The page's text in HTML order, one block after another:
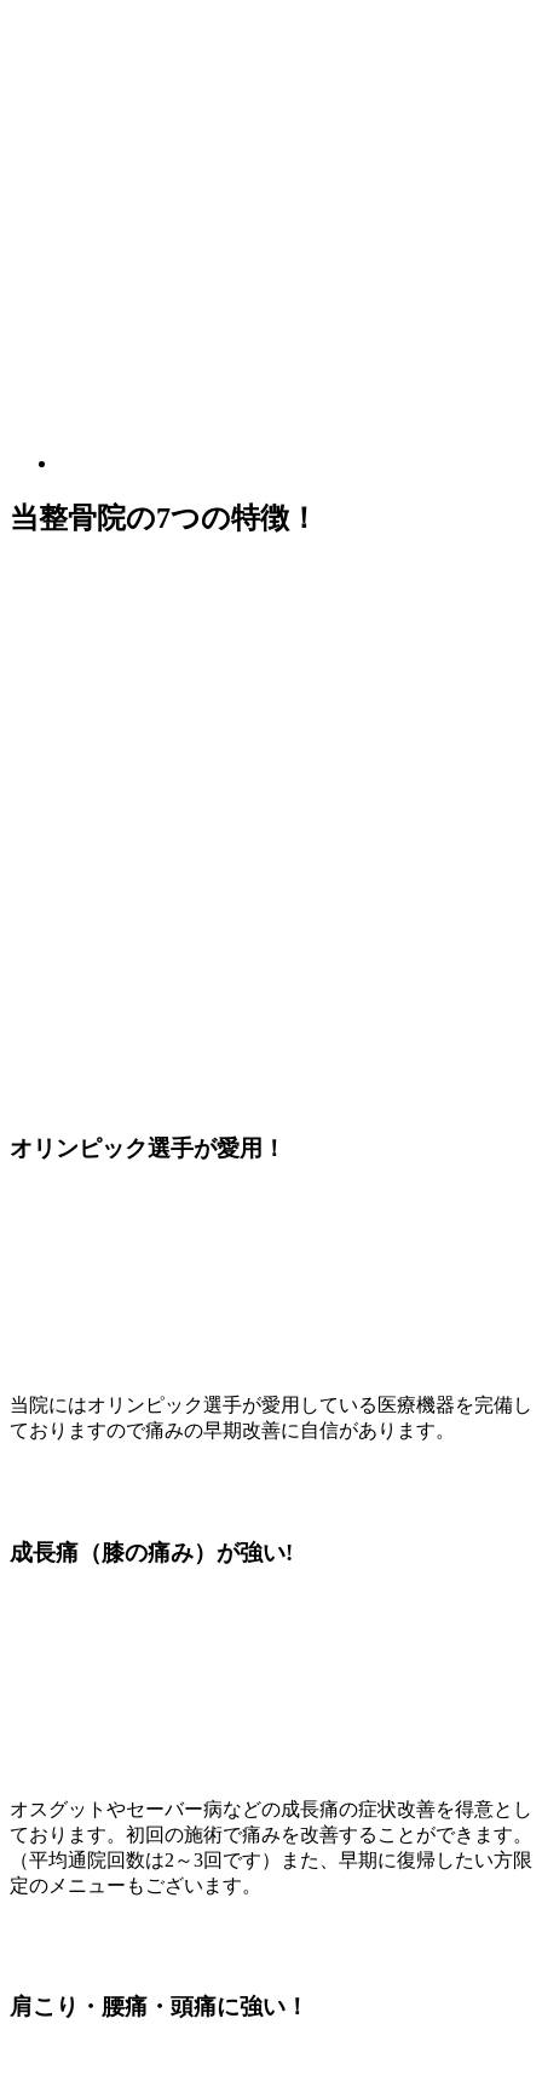
当整骨院の7つの特徴！
オリンピック選手が愛用！
当院にはオリンピック選手が愛用している医療機器を完備し
ておりますので痛みの早期改善に自信があります。
成長痛（膝の痛み） が強い!
オスグットやセーバー病などの成長痛の症状改善を得意とし
ております。初回の施術で痛みを改善することができます。
（平均通院回数は2～3回です）また、早期に復帰したい方限
定のメニューもございます。
肩こり・腰痛・頭痛に強い！